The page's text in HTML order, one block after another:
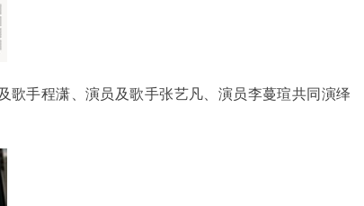
歌手程潇、演员及歌手张艺凡、演员李蔓瑄共同演绎